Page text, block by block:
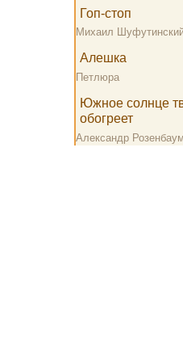
Гоп-стоп
Михаил
Алешка
Петлюра
Южное солнце
обогреет
Александр Розенбаум